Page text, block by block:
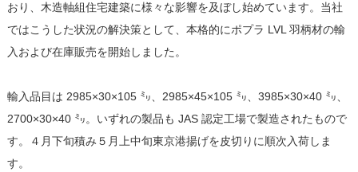
おり、木造軸組住宅建築に様々な影響を及ぼし始めています。当社
ではこうした状況の解決策として、本格的にポプラ LVL 羽柄材の輸
入および在庫販売を開始しました。
輸入品目は 2985×30×105 ㍉、2985×45×105 ㍉、3985×30×40 ㍉、
2700×30×40 ㍉。いずれの製品も JAS 認定工場で製造されたもので
す。４月下旬積み５月上中旬東京港揚げを皮切りに順次入荷しま
す。